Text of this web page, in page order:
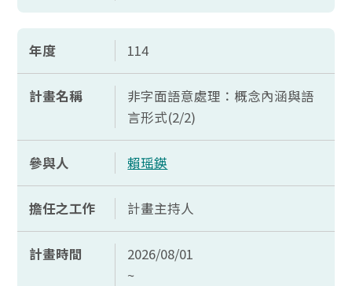
年度 114
計畫名稱
非字面語意處理：概念內涵與語
言形式(2/2)
參與人 賴瑶鍈
擔任之工作 計畫主持人
計畫時間
2026/08/01
~